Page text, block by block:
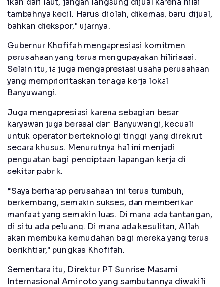
ikan dari laut, jangan langsung dijual karena nilai
tambahnya kecil. Harus diolah, dikemas, baru dijual,
bahkan diekspor," ujarnya.
Gubernur Khofifah mengapresiasi komitmen
perusahaan yang terus mengupayakan hilirisasi.
Selain itu, ia juga mengapresiasi usaha perusahaan
yang memprioritaskan tenaga kerja lokal
Banyuwangi.
Juga mengapresiasi karena sebagian besar
karyawan juga berasal dari Banyuwangi, kecuali
untuk operator berteknologi tinggi yang direkrut
secara khusus. Menurutnya hal ini menjadi
penguatan bagi penciptaan lapangan kerja di
sekitar pabrik.
“Saya berharap perusahaan ini terus tumbuh,
berkembang, semakin sukses, dan memberikan
manfaat yang semakin luas. Di mana ada tantangan,
di situ ada peluang. Di mana ada kesulitan, Allah
akan membuka kemudahan bagi mereka yang terus
berikhtiar," pungkas Khofifah.
Sementara itu, Direktur PT Sunrise Masami
Internasional Aminoto yang sambutannya diwakili